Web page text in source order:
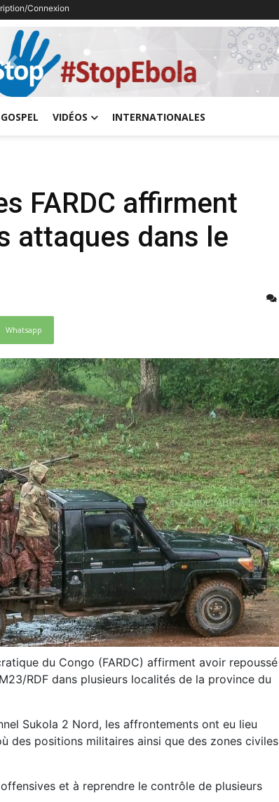
Connexion
Previous
GOSPEL VIDÉOS INTERNATIONALES
FARDC affirment
attaques dans le
Whatsapp
du Congo (FARDC) affirment avoir repoussé
RDF dans plusieurs localités de la province du
Sukola 2 Nord, les affrontements ont eu lieu
des positions militaires ainsi que des zones civiles
et à reprendre le contrôle de plusieurs